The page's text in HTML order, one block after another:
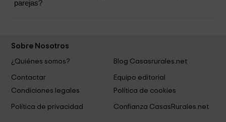
parejas?
Sobre Nosotros
¿Quiénes somos?
Blog Casasrurales.net
Contactar
Equipo editorial
Condiciones legales
Política de cookies
Política de privacidad Confianza CasasRurales.net